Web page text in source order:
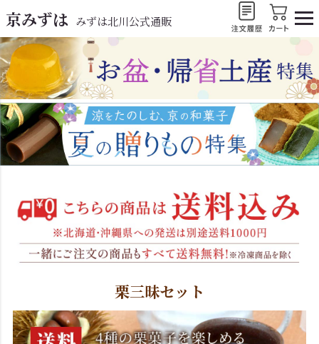
京みずは みずは北川公式通販
栗三昧セット